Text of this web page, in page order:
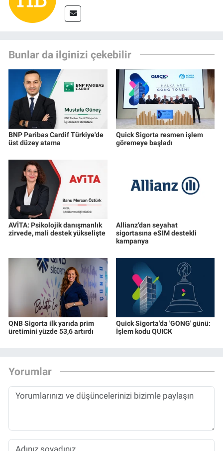
Bunlar da ilginizi çekebilir
BNP Paribas Cardif Türkiye'de
üst düzey atama
Quick Sigorta resmen işlem
göremeye başladı
AVİTA: Psikolojik danışmanlık
zirvede, mali destek yükselişte
Allianz’dan seyahat
sigortasına eSIM destekli
kampanya
QNB Sigorta ilk yarıda prim
üretimini yüzde 53,6 artırdı
Quick Sigorta'da 'GONG' günü:
İşlem kodu QUICK
Yorumlar